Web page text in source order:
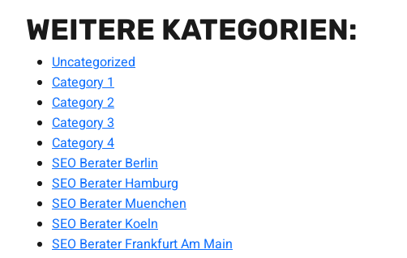
WEITERE KATEGORIEN:
Uncategorized
Category 1
Category 2
Category 3
Category 4
SEO Berater Berlin
SEO Berater Hamburg
SEO Berater Muenchen
SEO Berater Koeln
SEO Berater Frankfurt Am Main